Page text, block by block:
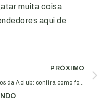
muita coisa
aqui de
PRÓXIMO